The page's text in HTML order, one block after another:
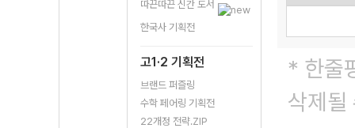
따끈따끈 신간 도서
한국사 기획전
고1·2 기획전
브랜드 퍼즐링
수학 페어링 기획전
22개정 전략.ZIP
* 한줄
삭제될